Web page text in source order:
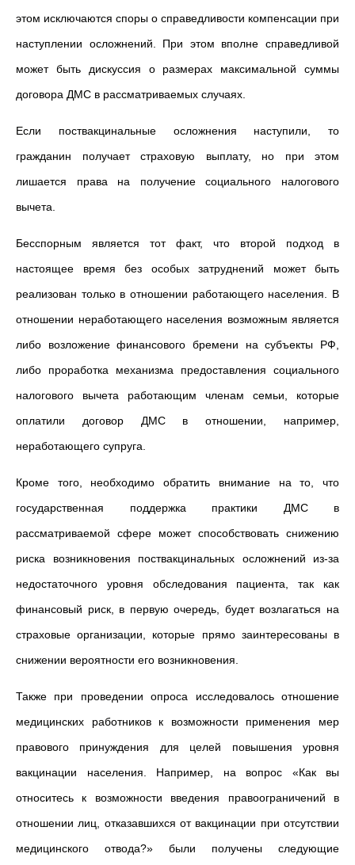
этом исключаются споры о справедливости компенсации при
наступлении осложнений. При этом вполне справедливой
может быть дискуссия о размерах максимальной суммы
договора ДМС в рассматриваемых случаях.
Если поствакцинальные осложнения наступили, то
гражданин получает страховую выплату, но при этом
лишается права на получение социального налогового
вычета.
Бесспорным является тот факт, что второй подход в
настоящее время без особых затруднений может быть
реализован только в отношении работающего населения. В
отношении неработающего населения возможным является
либо возложение финансового бремени на субъекты РФ,
либо проработка механизма предоставления социального
налогового вычета работающим членам семьи, которые
оплатили договор ДМС в отношении, например,
неработающего супруга.
Кроме того, необходимо обратить внимание на то, что
государственная поддержка практики ДМС в
рассматриваемой сфере может способствовать снижению
риска возникновения поствакцинальных осложнений из-за
недостаточного уровня обследования пациента, так как
финансовый риск, в первую очередь, будет возлагаться на
страховые организации, которые прямо заинтересованы в
снижении вероятности его возникновения.
Также при проведении опроса исследовалось отношение
медицинских работников к возможности применения мер
правового принуждения для целей повышения уровня
вакцинации населения. Например, на вопрос «Как вы
относитесь к возможности введения правоограничений в
отношении лиц, отказавшихся от вакцинации при отсутствии
медицинского отвода?» были получены следующие